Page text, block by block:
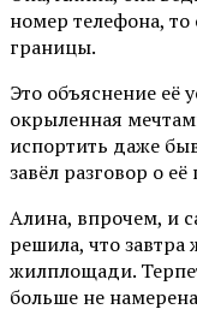
номер телефона,
границы.
Это объяснение её
окрыленная
испортить даже
завёл разговор о её
Алина, впрочем, и
решила, что
жилплощади.
больше не